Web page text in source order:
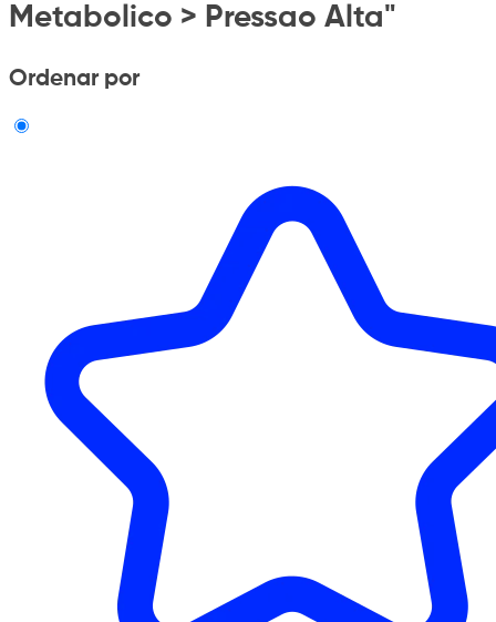
Metabolico > Pressao Alta"
Ordenar por